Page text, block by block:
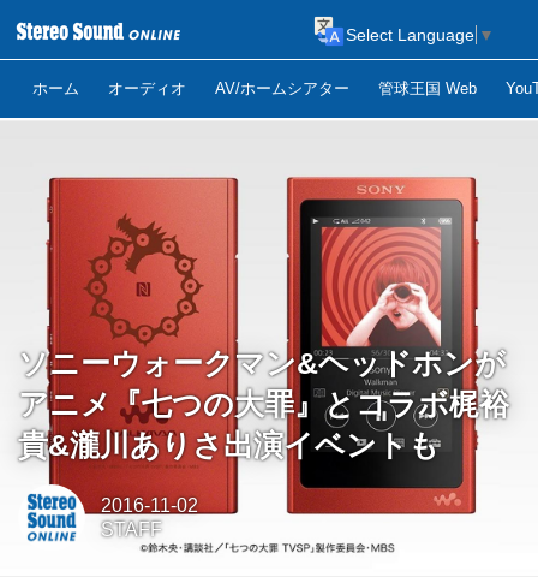
ホーム オーディオ AV/ホームシアター 管球王国 Web
Select Language ▼
ソニーウォークマン&ヘッドホンが
アニメ『七つの大罪』とコラボ梶裕
貴&瀧川ありさ出演イベントも
2016-11-02
STAFF